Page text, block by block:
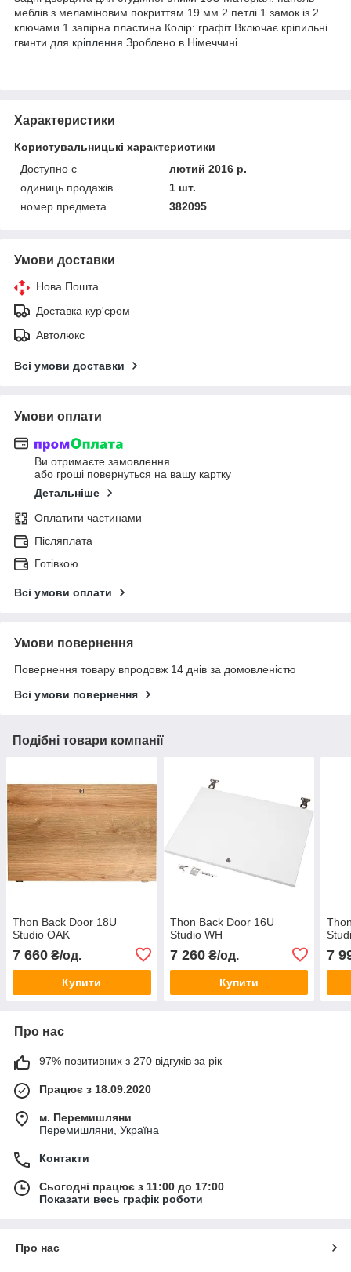
меблів з меламіновим покриттям 19 мм 2 петлі 1 замок із 2
ключами 1 запірна пластина Колір: графіт Включає кріпильні
гвинти для кріплення Зроблено в Німеччині
Характеристики
Користувальницькі характеристики
Доступно с
лютий 2016 р.
одиниць продажів
1 шт.
номер предмета
382095
Умови доставки
Нова Пошта
Доставка кур'єром
Автолюкс
Всі умови доставки
Умови оплати
Ви отримаєте замовлення
або гроші повернуться на вашу картку
Детальніше
Оплатити частинами
Післяплата
Готівкою
Всі умови оплати
Умови повернення
Повернення товару впродовж 14 днів за домовленістю
Всі умови повернення
Подібні товари компанії
Thon Back Door 18U
Studio OAK
7 660 ₴/од.
Купити
Thon Back Door 16U
Studio WH
7 260₴/од.
Купити
7
Про нас
97% позитивних з 270 відгуків за рік
Працює з 18.09.2020
м. Перемишляни
Перемишляни, Україна
Контакти
Сьогодні працює з 11:00 до 17:00
Показати весь графік роботи
Про нас